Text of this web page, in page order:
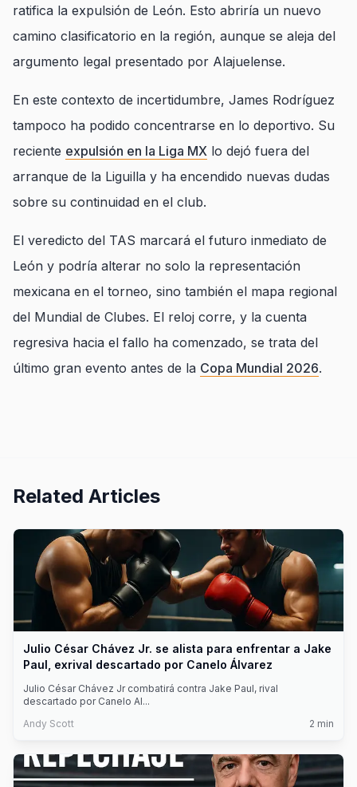
ratifica la expulsión de León. Esto abriría un nuevo
camino clasificatorio en la región, aunque se aleja del
argumento legal presentado por Alajuelense.
En este contexto de incertidumbre, James Rodríguez
tampoco ha podido concentrarse en lo deportivo. Su
reciente expulsión en la Liga MX lo dejó fuera del
arranque de la Liguilla y ha encendido nuevas dudas
sobre su continuidad en el club.
El veredicto del TAS marcará el futuro inmediato de
León y podría alterar no solo la representación
mexicana en el torneo, sino también el mapa regional
del Mundial de Clubes. El reloj corre, y la cuenta
regresiva hacia el fallo ha comenzado, se trata del
último gran evento antes de la Copa Mundial 2026.
Related Articles
Julio César Chávez Jr. se alista para enfrentar a Jake
Paul, exrival descartado por Canelo Álvarez
Julio César Chávez Jr combatirá contra Jake Paul, rival
descartado por Canelo Al...
Andy Scott
2 min